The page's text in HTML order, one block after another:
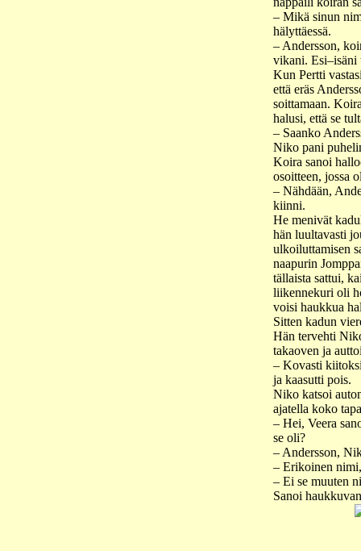
– Mikä sinun
hälyttäessä.
– Andersson,
vikani. Esi–isäni
Kun Pertti
että eräs
soittamaan.
halusi, että se
– Saanko
Niko pani
Koira sanoi
osoitteen, jossa
– Nähdään,
kiinni.
He menivät
hän luultavasti
ulkoiluttamisen
naapurin
tällaista sattui,
liikennekuri oli
voisi haukkua
Sitten kadun
Hän tervehti
takaoven ja
– Kovasti
ja kaasutti pois.
Niko katsoi
ajatella koko
– Hei, Veera
se oli?
– Andersson,
– Erikoinen
– Ei se muuten
Sanoi